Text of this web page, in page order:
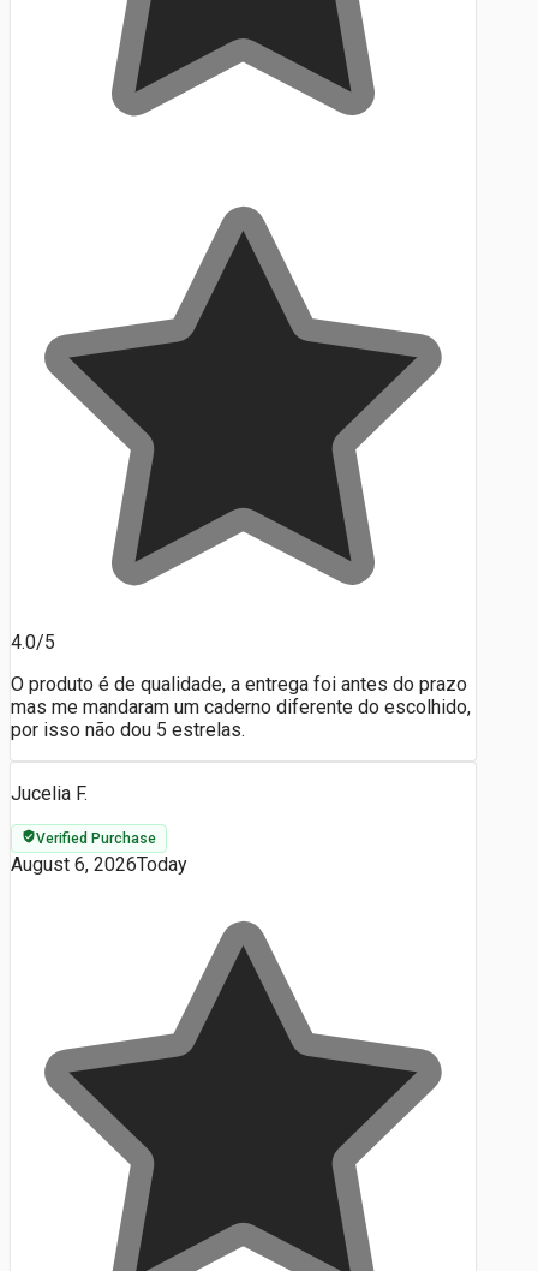
4.0/5
O produto é de qualidade, a entrega foi antes do prazo
mas me mandaram um caderno diferente do escolhido,
por isso não dou 5 estrelas.
Jucelia F.
Verified Purchase
August 6, 2026Today